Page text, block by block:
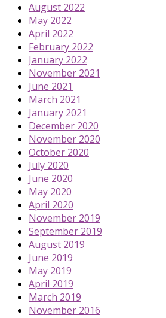
August 2022
May 2022
April 2022
February 2022
January 2022
November 2021
June 2021
March 2021
January 2021
December 2020
November 2020
October 2020
July 2020
June 2020
May 2020
April 2020
November 2019
September 2019
August 2019
June 2019
May 2019
April 2019
March 2019
November 2016